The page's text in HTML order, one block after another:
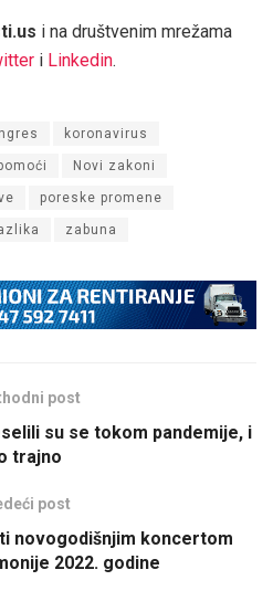
i na društvenim mrežama
i Linkedin.
koronavirus
Novi zakoni
poreske promene
zabuna
post
su se tokom pandemije, i
trajno
post
novogodišnjim koncertom
2022. godine